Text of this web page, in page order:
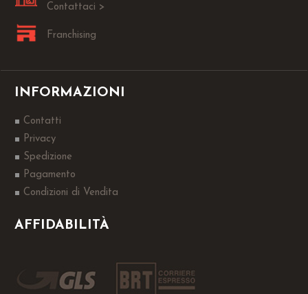
Contattaci >
Franchising
INFORMAZIONI
Contatti
Privacy
Spedizione
Pagamento
Condizioni di Vendita
AFFIDABILITÀ